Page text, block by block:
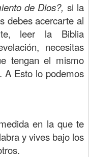
de Dios?, si la
debes acercarte al
leer la Biblia
necesitas
tengan el mismo
A Esto lo podemos
en la que te
y vives bajo los